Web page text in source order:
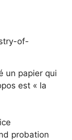
un papier qui
est « la
probation